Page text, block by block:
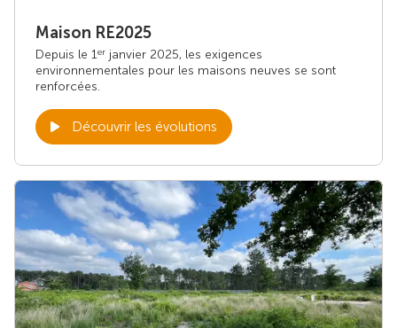
Maison RE2025
Depuis le 1er janvier 2025, les exigences
environnementales pour les maisons neuves se sont
renforcées.
Découvrir les évolutions